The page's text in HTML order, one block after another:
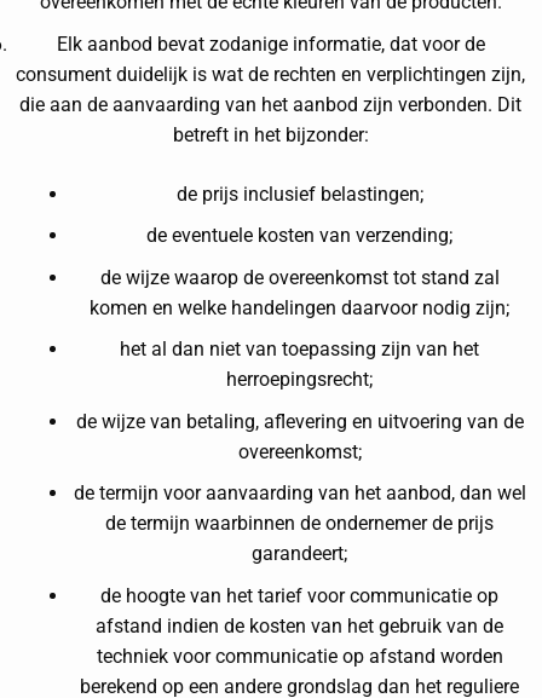
Elk aanbod bevat zodanige informatie, dat voor de
consument duidelijk is wat de rechten en verplichtingen zijn,
die aan de aanvaarding van het aanbod zijn verbonden. Dit
betreft in het bijzonder:
de prijs inclusief belastingen;
de eventuele kosten van verzending;
de wijze waarop de overeenkomst tot stand zal
komen en welke handelingen daarvoor nodig zijn;
het al dan niet van toepassing zijn van het
herroepingsrecht;
de wijze van betaling, aflevering en uitvoering van de
overeenkomst;
de termijn voor aanvaarding van het aanbod, dan wel
de termijn waarbinnen de ondernemer de prijs
garandeert;
de hoogte van het tarief voor communicatie op
afstand indien de kosten van het gebruik van de
techniek voor communicatie op afstand worden
berekend op een andere grondslag dan het reguliere